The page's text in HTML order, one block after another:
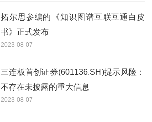
拓尔思参编的《知识图谱互联互通白皮
书》正式发布
2023-08-07
三连板首创证券(601136.SH)提示风险：
不存在未披露的重大信息
2023-08-07